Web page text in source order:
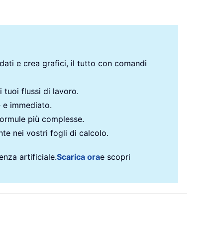
e crea grafici, il tutto con comandi
tuoi flussi di lavoro.
immediato.
più complesse.
nei vostri fogli di calcolo.
artificiale.Scarica orae scopri